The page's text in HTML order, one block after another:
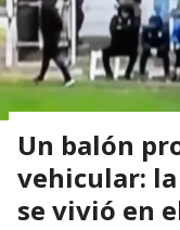
Un balón
vehicular:
se vivió en